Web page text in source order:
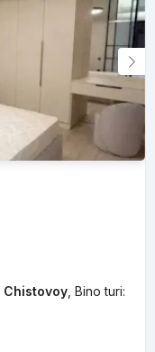
Chistovoy, Bino turi: